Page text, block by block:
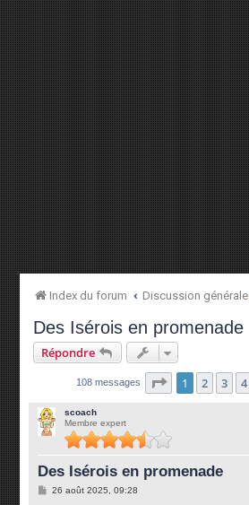
Index du forum Discussion générale
Des Isérois en promenade
Répondre
108 messages Page 1sur8
1 2 3 4
scoach
Membre expert
Des Isérois en promenade
M26 août 2025, 09:28